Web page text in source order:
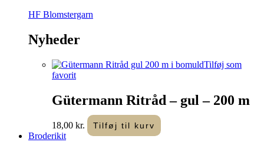
HF Blomstergarn
Nyheder
Tilføj som
favorit
Gütermann Ritråd – gul – 200 m
18,00 kr. Tilføj til kurv
Broderikit